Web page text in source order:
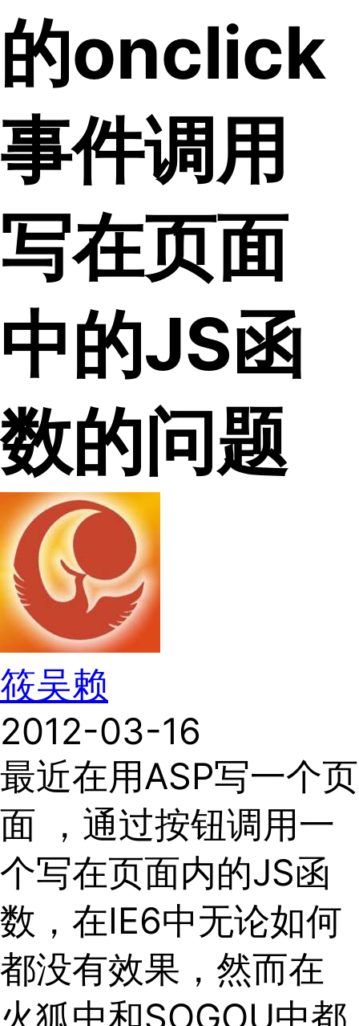
的onclick
事件调用
写在页面
中的JS函
数的问题
筱吴赖
2012-03-16
最近在用ASP写一个页
面 ，通过按钮调用一
个写在页面内的JS函
数，在IE6中无论如何
都没有效果，然而在
火狐中和SOGOU中都